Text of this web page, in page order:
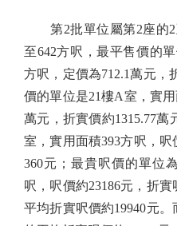
第2批單位屬第2座的2
至642方呎，最平售價的
方呎，定價為712.1萬元，
價的單位是21樓A室，實
萬元，折實價約1315.77萬
室，實用面積393方呎，呎
360元；最貴呎價的單位
呎，呎價約23186元，折
平均折實呎價約19940元